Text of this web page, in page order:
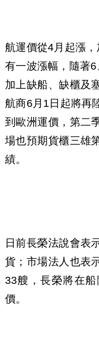
航運價從4月起漲
有一波漲幅，隨著6
加上缺船、缺櫃及
航商6月1日起將再
到歐洲運價，第二
場也預期貨櫃三雄
績。
日前長榮法說會表
貨；市場法人也表
33艘，長榮將在
價。